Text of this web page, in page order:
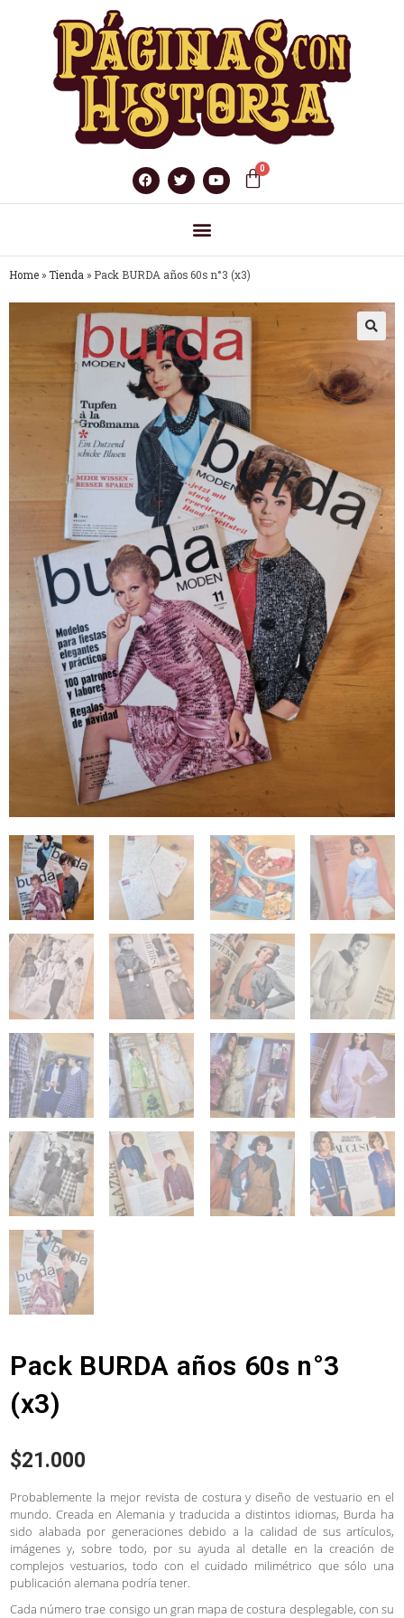
Home » Tienda » Pack BURDA años 60s n°3 (x3)
Pack BURDA años 60s n°3
(x3)
$21.000
Probablemente la mejor revista de costura y diseño de vestuario en el
mundo. Creada en Alemania y traducida a distintos idiomas, Burda ha
sido alabada por generaciones debido a la calidad de sus artículos,
imágenes y, sobre todo, por su ayuda al detalle en la creación de
complejos vestuarios, todo con el cuidado milimétrico que sólo una
publicación alemana podría tener.
Cada número trae consigo un gran mapa de costura desplegable, con su